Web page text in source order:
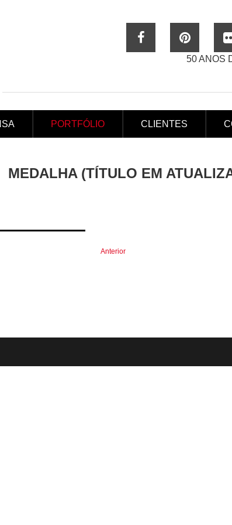
50 ANOS
PORTFÓLIO CLIENTES
MEDALHA (TÍTULO EM
Anterior